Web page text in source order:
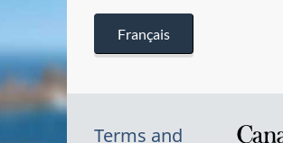
Français
Terms and